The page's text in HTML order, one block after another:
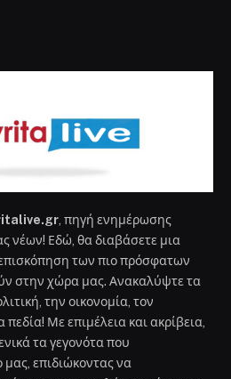
, πηγή ενημέρωσης
νέων! Εδώ, θα διαβάσετε μια
των πιο πρόσφατων
στην χώρα μας. Ανακαλύψτε τα
την οικονομία, τον
Με επιμέλεια και ακρίβεια,
τα γεγονότα που
επιδιώκοντας να